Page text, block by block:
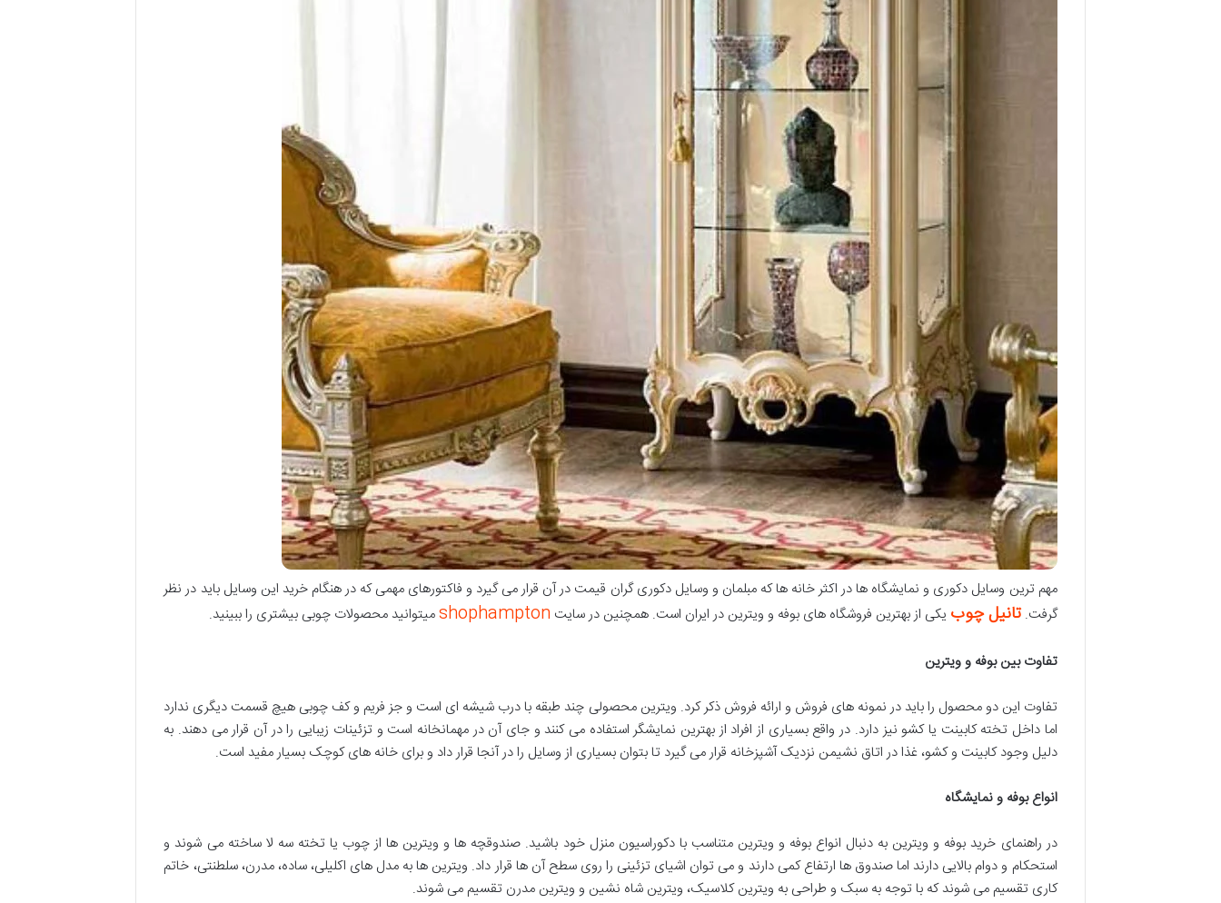
مهم ترین وسایل دکوری و نمایشگاه ها در اکثر خانه ها که مبلمان و وسایل دکوری گران قیمت در آن قرار می گیرد و فاکتورهای مهمی که در هنگام خرید این وسایل باید در نظر
گرفت.تانیل چوب یکی از بهترین فروشگاه های بوفه و ویترین در ایران است. همچنین در سایت shophamptonمیتوانید محصولات چوبی بیشتری را ببینید.
تفاوت بین بوفه و ویترین
تفاوت این دو محصول را باید در نمونه های فروش و ارائه فروش ذکر کرد. ویترین محصولی چند طبقه با درب شیشه ای است و جز فریم و کف چوبی هیچ قسمت دیگری ندارد
اما داخل تخته کابینت یا کشو نیز دارد. در واقع بسیاری از افراد از بهترین نمایشگر استفاده می کنند و جای آن در مهمانخانه است و تزئینات زیبایی را در آن قرار می دهند. به
دلیل وجود کابینت و کشو، غذا در اتاق نشیمن نزدیک آشپزخانه قرار می گیرد تا بتوان بسیاری از وسایل را در آنجا قرار داد و برای خانه های کوچک بسیار مفید است.
انواع بوفه و نمایشگاه
در راهنمای خرید بوفه و ویترین به دنبال انواع بوفه و ویترین متناسب با دکوراسیون منزل خود باشید. صندوقچه ها و ویترین ها از چوب یا تخته سه لا ساخته می شوند و
استحکام و دوام بالایی دارند اما صندوق ها ارتفاع کمی دارند و می توان اشیای تزئینی را روی سطح آن ها قرار داد. ویترین ها به مدل های اکلیلی، ساده، مدرن، سلطنتی، خاتم
کاری تقسیم می شوند که با توجه به سبک و طراحی به ویترین کلاسیک، ویترین شاه نشین و ویترین مدرن تقسیم می شوند.